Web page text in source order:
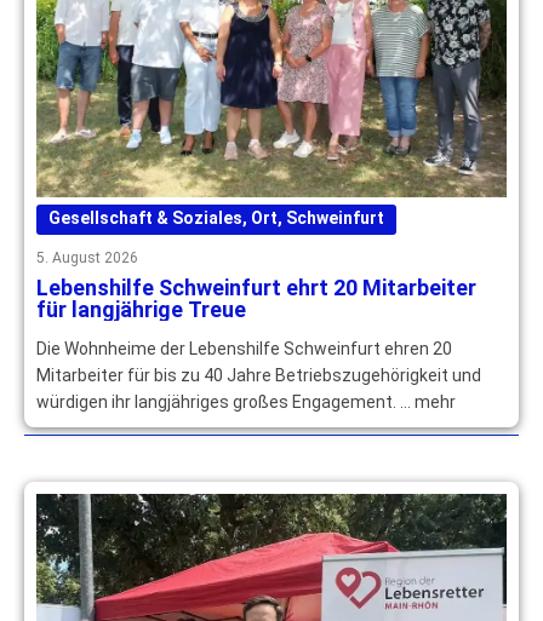
Gesellschaft & Soziales, Ort, Schweinfurt
5. August 2026
Lebenshilfe Schweinfurt ehrt 20 Mitarbeiter
für langjährige Treue
Die Wohnheime der Lebenshilfe Schweinfurt ehren 20
Mitarbeiter für bis zu 40 Jahre Betriebszugehörigkeit und
würdigen ihr langjähriges großes Engagement. … mehr